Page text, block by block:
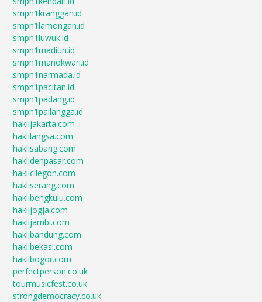
smpn1kranggan.id
smpn1lamongan.id
smpn1luwuk.id
smpn1madiun.id
smpn1manokwari.id
smpn1narmada.id
smpn1pacitan.id
smpn1padang.id
smpn1pailangga.id
haklijakarta.com
haklilangsa.com
haklisabang.com
haklidenpasar.com
haklicilegon.com
hakliserang.com
haklibengkulu.com
haklijogja.com
haklijambi.com
haklibandung.com
haklibekasi.com
haklibogor.com
perfectperson.co.uk
tourmusicfest.co.uk
strongdemocracy.co.uk